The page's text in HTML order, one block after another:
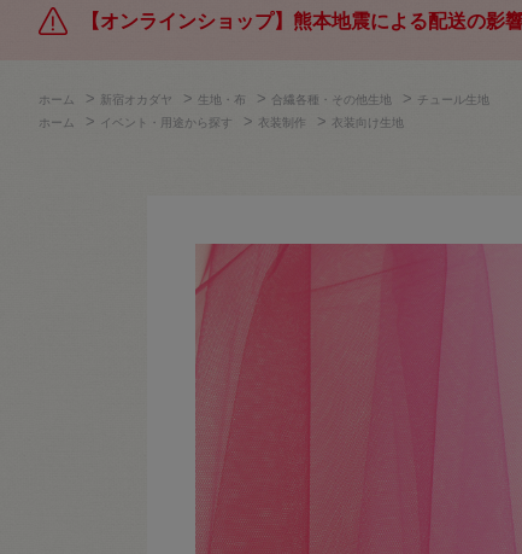
【オンラインショップ】熊本地震による配送の影
ホーム > 新宿オカダヤ > 生地・布 > 合繊各種・その他生地 > チュール生地
ホーム
> イベント・用途から探す > 衣装制作 > 衣装向け生地